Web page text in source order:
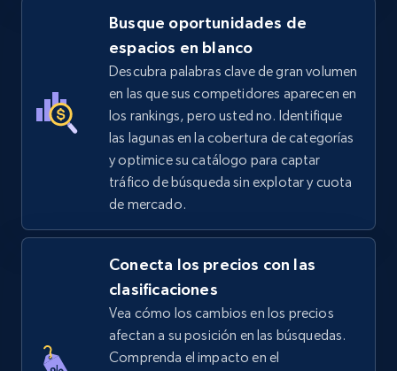
Busque oportunidades de
espacios en blanco
Descubra palabras clave de gran volumen
en las que sus competidores aparecen en
los rankings, pero usted no. Identifique
las lagunas en la cobertura de categorías
y optimice su catálogo para captar
tráfico de búsqueda sin explotar y cuota
de mercado.
Conecta los precios con las
clasificaciones
Vea cómo los cambios en los precios
afectan a su posición en las búsquedas.
Comprenda el impacto en el